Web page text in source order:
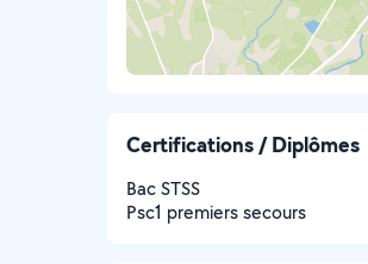
Certifications / Diplômes
Bac STSS
Psc1 premiers secours